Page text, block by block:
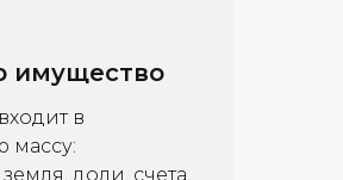
имущество
в
массу:
доли, счета,